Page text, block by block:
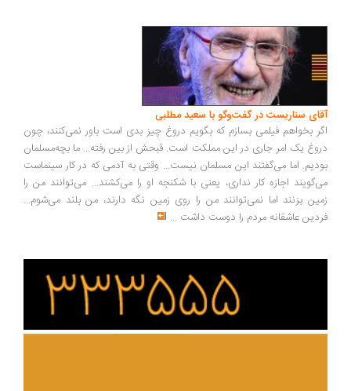
سناریست در گفت‌وگو با سعید مطلبی
بخواهم فیلمی بسازم که بگویم دروغ چیز بدی است باور نمی‌کنند، چون
یک امر جاری در این مملکت است. قبحش از بین رفته... ما بچه‌مسلمان
اما می‌گفتند این مسلمان نیست... وقتی به آدمی که در کار سینماست
اجازه کار نداری، یعنی با شکنجه او را می‌کشند... می‌توانند من را
بزنند اما نمی‌توانند من را روی زمین نگه دارند، من بلند می‌شوم...
عاشقانه مردم را دوست داشت ...